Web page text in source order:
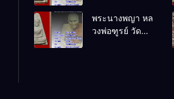
โพธิ์นิมิตร
พ.ศ.2512
พระนางพญา หล
วงพ่อฑูรย์ วัด